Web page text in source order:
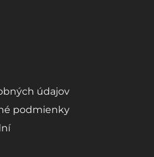
údajov
podmienky